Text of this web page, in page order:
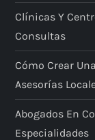
Clínicas Y
Consultas
Cómo Crear
Asesorías
Abogados En
Especialidades